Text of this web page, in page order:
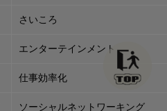
さいころ
エンターテインメント
仕事効率化
ソーシャルネットワーキング